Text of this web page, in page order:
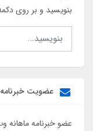
بنویسید و بر روی
عضویت خبرنامه
عضو خبرنامه ماهانه